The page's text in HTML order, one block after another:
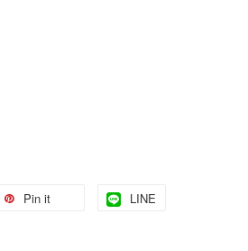
Pin it LINE